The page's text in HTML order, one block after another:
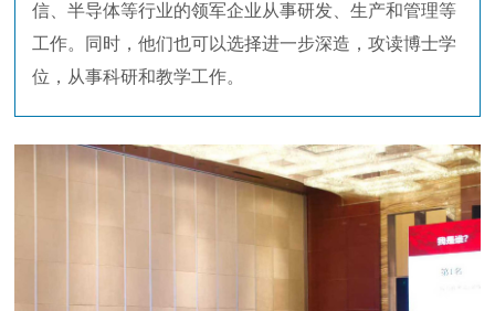
信、半导体等行业的领军企业从事研发、生产和管理等
工作。同时，他们也可以选择进一步深造，攻读博士学
位，从事科研和教学工作。